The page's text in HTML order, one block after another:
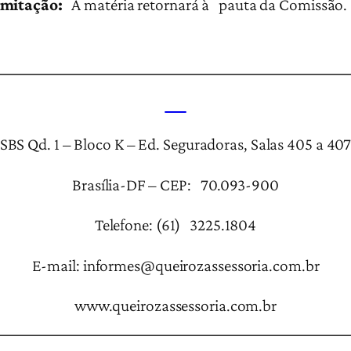
A matéria retornará à pauta da Comissão.
SBS Qd. 1 – Bloco K – Ed. Seguradoras, Salas 405 a 407
Brasília-DF – CEP: 70.093-900
Telefone: (61) 3225.1804
E-mail: informes@queirozassessoria.com.br
www.queirozassessoria.com.br